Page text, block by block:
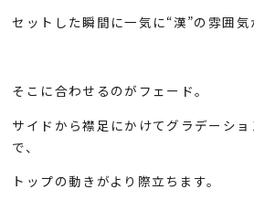
セットした瞬間に一気に“漢”の雰囲気
そこに合わせるのがフェード。
サイドから襟足にかけてグラデーシ
で、
トップの動きがより際立ちます。